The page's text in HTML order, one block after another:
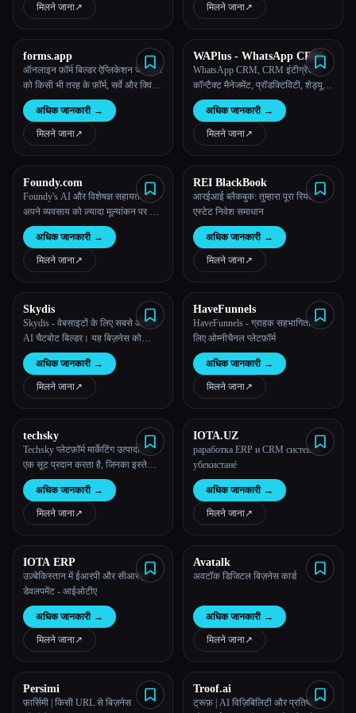
हमारे बारे में
Esc
मिलने जाना↗︎ मिलने जाना↗︎
forms.app
ऑनलाइन फ़ॉर्म बिल्डर ऐप्लिकेशन जो यूज़र
को किसी भी तरह के फ़ॉर्म, सर्वे और क्विज़
बनाने की सुविधा देता है।
अधिक जानकारी →
मिलने जाना↗︎
WAPlus - WhatsApp CRM
WhatsApp CRM, CRM इंटीग्रेशन,
कॉन्टैक्ट मैनेजमेंट, प्रॉडक्टिविटी, शेड्यूल
मैसेज, ऑटो रिप्लाई, AI चैटबोट, AI
ट्रांसलेटर WaPlus CRM: अपने
WhatsApp की प्रॉडक्टिविटी को
सुपरचार्ज करें
अधिक जानकारी →
मिलने जाना↗︎
Foundy.com
Foundy's AI और विशेषज्ञ सहायता से
अपने व्यवसाय को ज़्यादा मूल्यांकन पर बेचें
या गुणवत्तापूर्ण अधिग्रहण पाएं।
अधिक जानकारी →
मिलने जाना↗︎
REI BlackBook
आरईआई ब्लैकबुक: तुम्हारा पूरा रियल
एस्टेट निवेश समाधान
अधिक जानकारी →
मिलने जाना↗︎
Skydis
Skydis - वेबसाइटों के लिए सबसे आसान
AI चैटबोट बिल्डर। यह बिज़नेस को
विज़िटर से जुड़ने, लीड कैप्चर करने और
24/7 ग्राहक सहायता प्रदान करने में मदद
करता है।
अधिक जानकारी →
मिलने जाना↗︎
HaveFunnels
HaveFunnels - ग्राहक सहभागिता के
लिए ओम्नीचैनल प्लेटफ़ॉर्म
अधिक जानकारी →
मिलने जाना↗︎
techsky
Techsky प्लेटफ़ॉर्म मार्केटिंग उत्पादों का
एक सूट प्रदान करता है, जिनका इस्तेमाल
तुम अपनी कंपनी को बढ़ाने, लीड खोजने,
ईमेल भेजने, चैटबॉट बनाने और बहुत कुछ
करने के लिए कर सकते हो
अधिक जानकारी →
मिलने जाना↗︎
IOTA.UZ
раработка ERP и CRM систеm в
убекистанé
अधिक जानकारी →
मिलने जाना↗︎
IOTA ERP
उज़्बेकिस्तान में ईआरपी और सीआरएम
डेवलपमेंट - आईओटीए
अधिक जानकारी →
मिलने जाना↗︎
Avatalk
अवटॉक डिजिटल बिज़नेस कार्ड
अधिक जानकारी →
मिलने जाना↗︎
Persimi
फ़ार्सिमी | किसी URL से बिज़नेस
Troof.ai
ट्रूफ़ | AI विज़िबिलिटी और प्रतिष्ठा